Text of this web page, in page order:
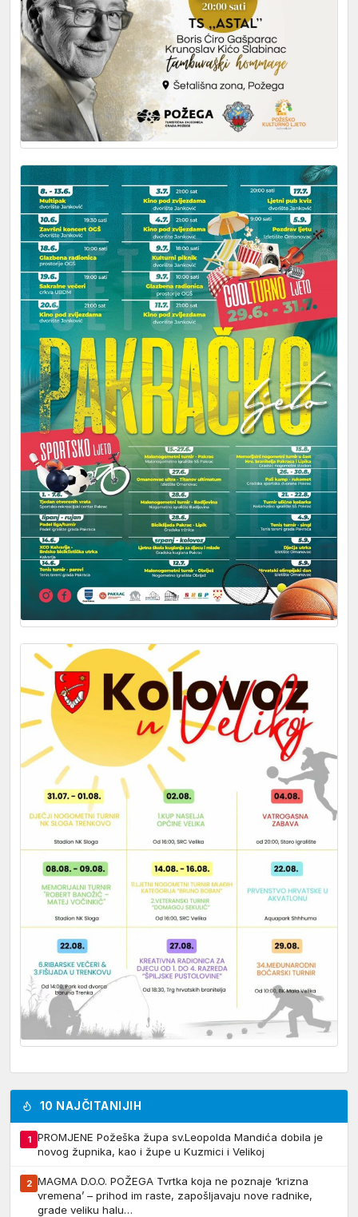
10 NAJČITANIJIH
1
PROMJENE Požeška župa sv.Leopolda Mandića dobila je
novog župnika, kao i župe u Kuzmici i Velikoj
2 MAGMA D.O.O. POŽEGA Tvrtka koja ne poznaje ‘krizna
vremena’ – prihod im raste, zapošljavaju nove radnike,
grade veliku halu…